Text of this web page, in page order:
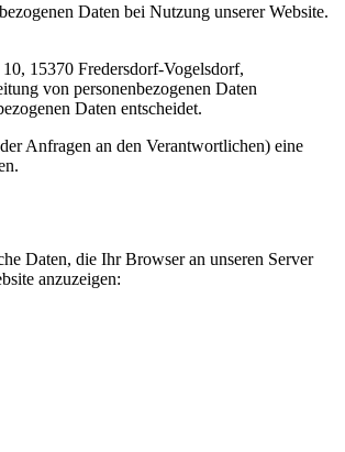
Daten bei Nutzung unserer Website.
15370 Fredersdorf-Vogelsdorf,
von personenbezogenen Daten
Daten entscheidet.
Anfragen an den Verantwortlichen) eine
Daten, die Ihr Browser an unseren Server
anzuzeigen: